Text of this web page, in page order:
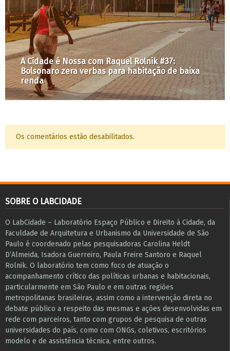
Recupera Pantanal: para que e para quem?
Os comentários estão desabilitados.
SOBRE O LABCIDADE
O LabCidade – Laboratório Espaço Público e Direito à Cidade, da
Faculdade de Arquitetura e Urbanismo da Universidade de São
Paulo é coordenado pelas pesquisadoras Carolina Heldt
D’Almeida, Isadora Guerreiro, Paula Freire Santoro e Raquel
Rolnik. O laboratório tem como foco de atuação o
acompanhamento crítico das políticas urbanas e habitacionais,
particularmente em São Paulo e ​em outras regiões
metropolitanas brasileiras, assim como a intervenção direta no
debate público a respeito das mesmas e ações desenvolvidas em
r​e​de com parceiros, tanto com grupos de pesquisa ​de outras
universidades do país, como com ONGs, coletivos, escritórios
modelo e de assistência técnica​, entre outros​.